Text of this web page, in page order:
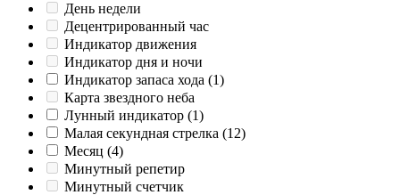
День недели
Децентрированный час
Индикатор движения
Индикатор дня и ночи
Индикатор запаса хода (1)
Карта звездного неба
Лунный индикатор (1)
Малая секундная стрелка (12)
Месяц (4)
Минутный репетир
Минутный счетчик